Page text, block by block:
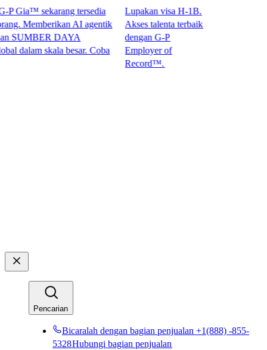
sekarang tersedia
Memberikan AI agentik
DAYA
skala besar. Coba
Lupakan visa H-1B.
Akses talenta terbaik
dengan G-P
Employer of
Record™.​​
Pencarian​​
Bicaralah dengan bagian penjualan +1(888) -855-
5328​​Hubungi bagian penjualan​​